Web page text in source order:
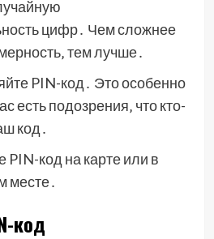
цифр․ Чем сложнее
тем лучше․
PIN-код․ Это особенно
есть подозрения‚ что кто-
код․
PIN-код на карте или в
месте․
код